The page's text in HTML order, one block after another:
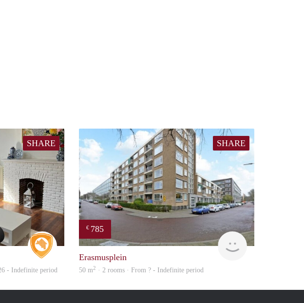
SHARE
- Indefinite period
SHARE
€ 785
rent
Erasmusplein
50 m2 · 2 rooms · From ? - Indefinite period